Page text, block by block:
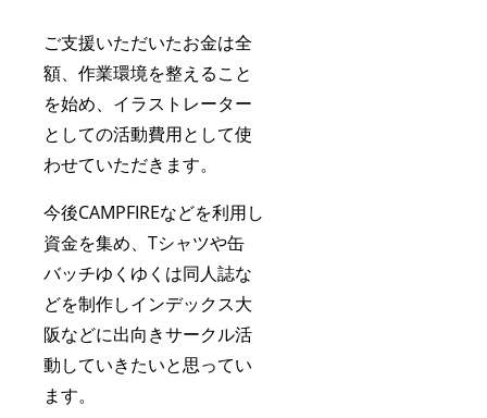
ご支援いただいたお金は全
額、作業環境を整えること
を始め、イラストレーター
としての活動費用として使
わせていただきます。
今後CAMPFIREなどを利用し
資金を集め、Tシャツや缶
バッチゆくゆくは同人誌な
どを制作しインデックス大
阪などに出向きサークル活
動していきたいと思ってい
ます。